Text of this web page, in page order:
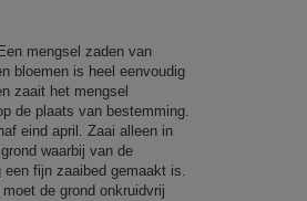
Een mengsel zaden van
bloemen is heel eenvoudig
zaait het mengsel
de plaats van bestemming.
eind april. Zaai alleen in
waarbij van de
een fijn zaaibed gemaakt is.
de grond onkruidvrij